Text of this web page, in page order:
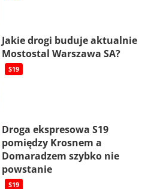
Jakie drogi buduje aktualnie
Mostostal Warszawa SA?
S19
Droga ekspresowa S19
pomiędzy Krosnem a
Domaradzem szybko nie
powstanie
S19